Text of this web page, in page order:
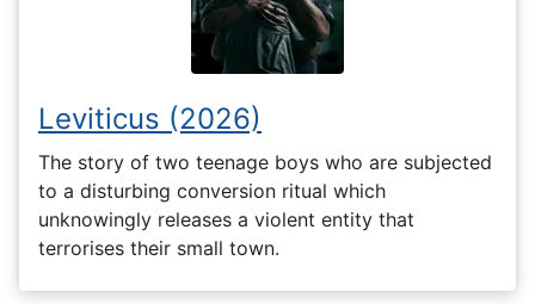
Leviticus (2026)
The story of two teenage boys who are subjected
to a disturbing conversion ritual which
unknowingly releases a violent entity that
terrorises their small town.